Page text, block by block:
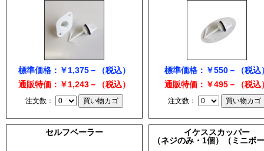
標準価格：￥1,375－（税込）
通販特価：￥1,243－（税込）
注文数：
標準価格：￥550－（税込
通販特価：￥495－（税込
注文数：
セルフベーラー
イケススカッパー
（ネジのみ・1個）（ミニボ